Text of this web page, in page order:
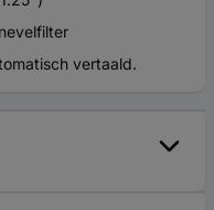
vertaald.